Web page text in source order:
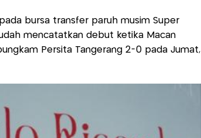
bursa transfer paruh musim Super
mencatatkan debut ketika Macan
Persita Tangerang 2-0 pada Jumat,